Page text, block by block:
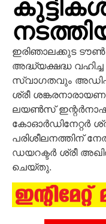
ഇരിഞാലക്കുട
അദ്ധ്യക്ഷദ്ധ
സ്വാഗതവും
ശ്രീ
ലയൺസ്‌
കോഓർഡിനേറ്റർ
പരിശീലനത്തിന്
ഡയറക്ടർ ശ്രീ
ചെയ്തു.